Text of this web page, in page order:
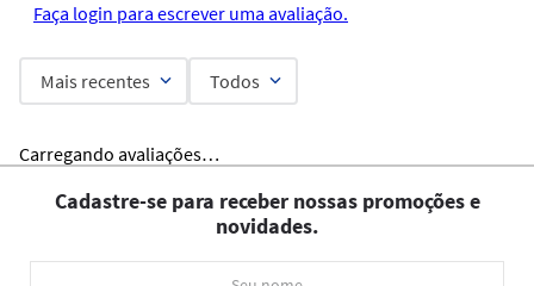
Faça login para escrever uma avaliação.
Mais recentes Todos
Carregando avaliações…
Cadastre-se para receber nossas promoções e
novidades.